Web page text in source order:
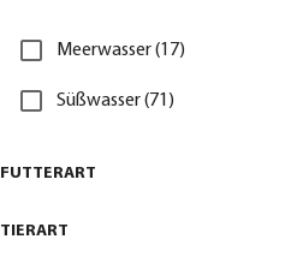
Meerwasser (17)
Süßwasser (71)
FUTTERART
TIERART